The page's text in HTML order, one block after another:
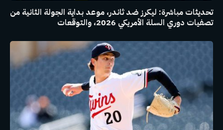
تحديثات مباشرة: ليكرز ضد ثاندر، موعد بداية الجولة الثانية من
تصفيات دوري السلة الأمريكي 2026، والتوقعات